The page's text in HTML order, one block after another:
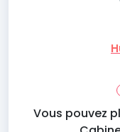
Vous pouvez